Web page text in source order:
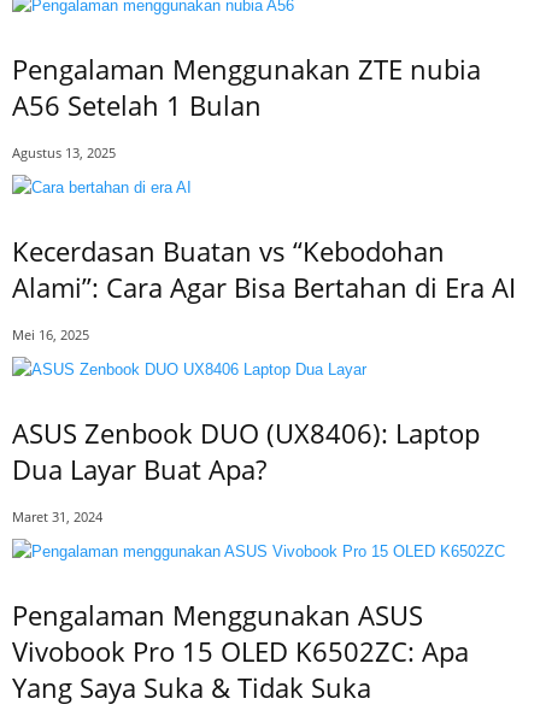
Pengalaman Menggunakan ZTE nubia
A56 Setelah 1 Bulan
Agustus 13, 2025
Kecerdasan Buatan vs “Kebodohan
Alami”: Cara Agar Bisa Bertahan di Era AI
Mei 16, 2025
ASUS Zenbook DUO (UX8406): Laptop
Dua Layar Buat Apa?
Maret 31, 2024
Pengalaman Menggunakan ASUS
Vivobook Pro 15 OLED K6502ZC: Apa
Yang Saya Suka & Tidak Suka